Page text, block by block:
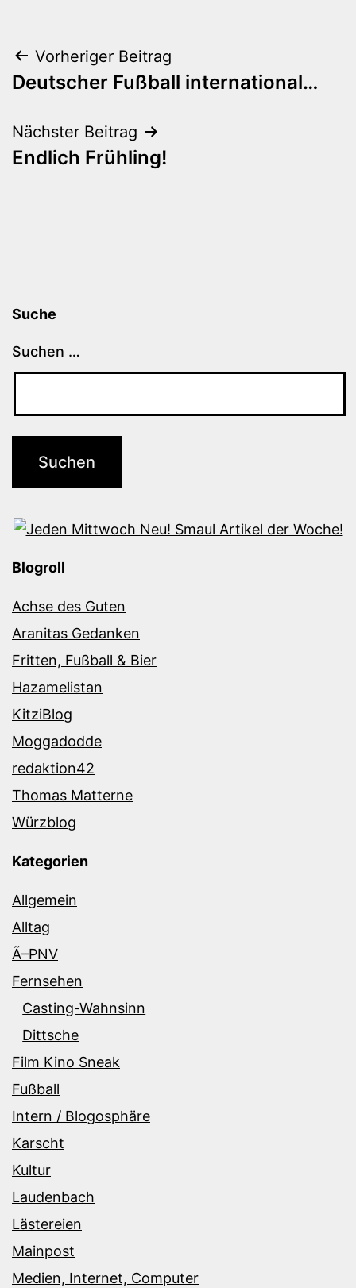
Beitragsnavigation
Vorheriger Beitrag
Deutscher Fußball international…
Nächster Beitrag
Endlich Frühling!
Suche
Suchen …
Blogroll
Achse des Guten
Aranitas Gedanken
Fritten, Fußball & Bier
Hazamelistan
KitziBlog
Moggadodde
redaktion42
Thomas Matterne
Würzblog
Kategorien
Allgemein
Alltag
Ã–PNV
Fernsehen
Casting-Wahnsinn
Dittsche
Film Kino Sneak
Fußball
Intern / Blogosphäre
Karscht
Kultur
Laudenbach
Lästereien
Mainpost
Medien, Internet, Computer